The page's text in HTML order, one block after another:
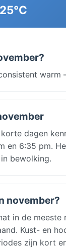
25°C
dagen
en 6:35 pm.
bewolking.
november?
in de
Kust- en
zijn kort